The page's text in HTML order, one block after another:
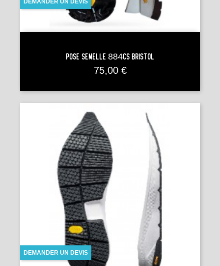
Pose Semelle 884CS BRISTOL
Prix
75,00 €
DEMANDER UN DEVIS
DEMANDER UN DEVIS